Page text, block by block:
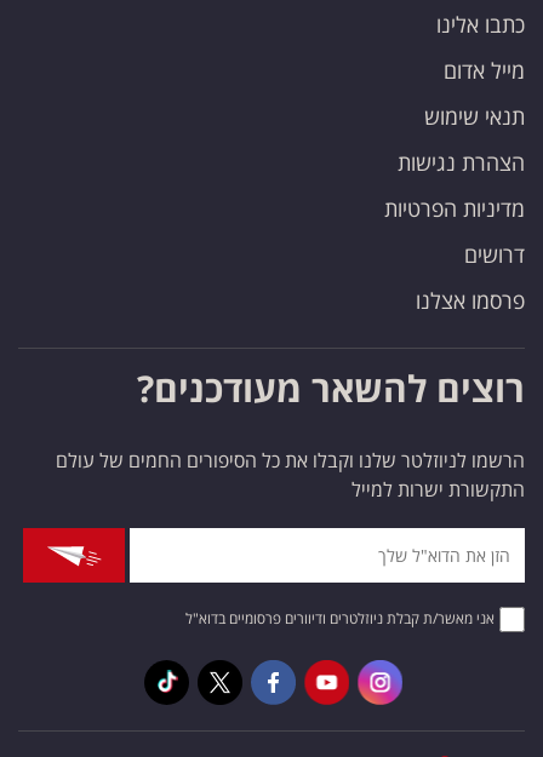
כתבו אלינו
מייל אדום
תנאי שימוש
הצהרת נגישות
מדיניות הפרטיות
דרושים
פרסמו אצלנו
רוצים להשאר מעודכנים?
הרשמו לניוזלטר שלנו וקבלו את כל הסיפורים החמים של עולם
התקשורת ישרות למייל
אני מאשר/ת קבלת ניוזלטרים ודיוורים פרסומיים בדוא"ל